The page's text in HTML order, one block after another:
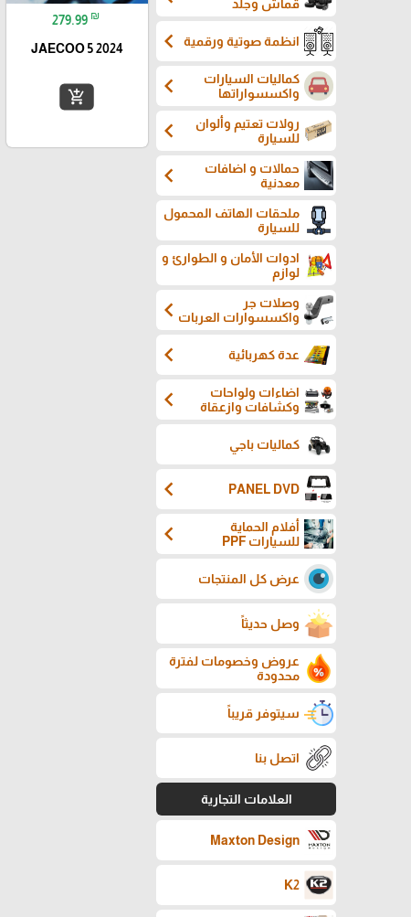
قماش وجلد
انظمة صوتية ورقمية chevron_left
كماليات السيارات
واكسسواراتها
chevron_left
رولات تعتيم وألوان
للسيارة
chevron_left
حمالات و اضافات
معدنية
chevron_left
ملحقات الهاتف المحمول
للسيارة
ادوات الأمان و الطوارئ و
لوازم
وصلات جر
واكسسوارات العرباتchevron_left
عدة كهربائية chevron_left
اضاءات ولواحات
وكشافات وازعقاة
chevron_left
كماليات باجي
PANEL DVD
chevron_left
أفلام الحماية
للسيارات PPF
chevron_left
عرض كل المنتجات
وصل حديثاً
عروض وخصومات لفترة
محدودة
سيتوفر قريباً
اتصل بنا
العلامات التجارية
Maxton Design
K2
279.99 ₪
JAECOO 5 2024
add_shopping_cart